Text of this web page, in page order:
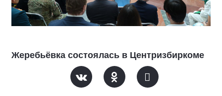
Жеребьёвка состоялась в Центризбиркоме